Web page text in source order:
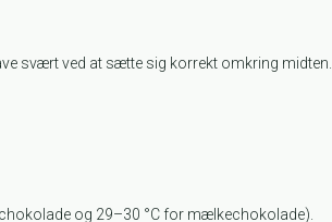
svært ved at sætte sig korrekt omkring midten.
og 29–30 °C for mælkechokolade).